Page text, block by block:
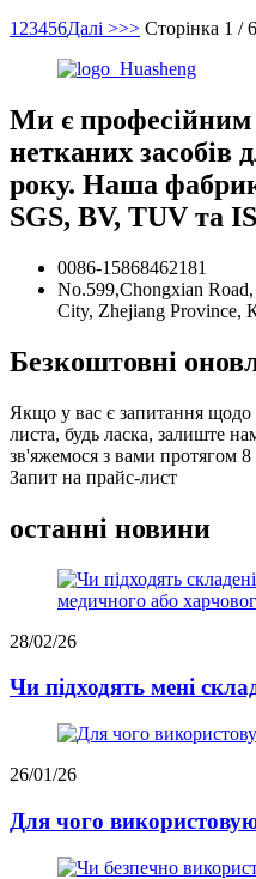
1 23456Далі >>> Сторінка 1 / 6
Ми є
нетканих засобів
року. Наша
SGS, BV, TUV та
0086-15868462181
No.599,Chongxian
City, Zhejiang Province,
Безкоштовні
Якщо у вас є запитання щодо
листа, будь ласка, залиште
зв'яжемося з вами протягом 8
Запит на прайс-лист
останні новини
28/02/26
Чи підходять мені
26/01/26
Для чого